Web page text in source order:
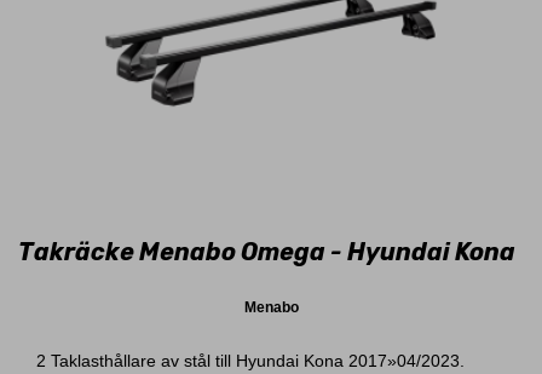
Takräcke Menabo Omega - Hyundai Kona
Menabo
2 Taklasthållare av stål till Hyundai Kona 2017»04/2023.